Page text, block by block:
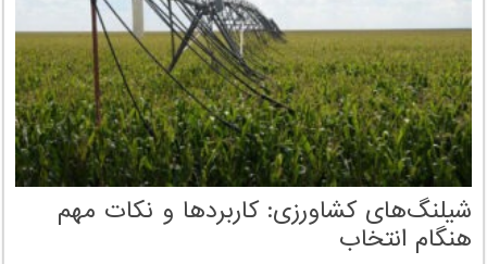
شیلنگ‌های کشاورزی: کاربردها و نکات مهم
هنگام انتخاب